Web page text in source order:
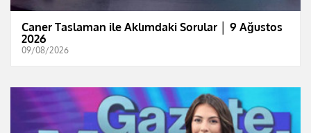
Caner Taslaman ile Aklımdaki Sorular │ 9 Ağustos
2026
09/08/2026